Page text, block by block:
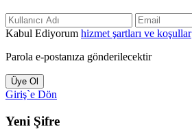
Kabul Ediyorum hizmet şartları ve koşullar
Parola e-postanıza gönderilecektir
Üye Ol
Giriş`e Dön
Yeni Şifre